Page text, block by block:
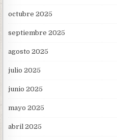
octubre 2025
septiembre 2025
agosto 2025
julio 2025
junio 2025
mayo 2025
abril 2025